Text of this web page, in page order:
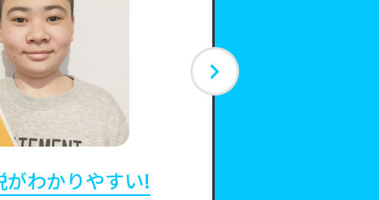
わかりやすい!